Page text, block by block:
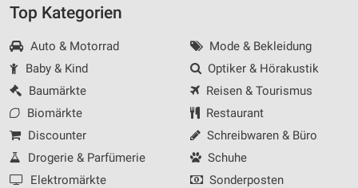
Top Kategorien
Auto & Motorrad
Baby & Kind
Baumärkte
Biomärkte
Discounter
Drogerie & Parfümerie
Elektromärkte
Mode & Bekleidung
Optiker & Hörakustik
Reisen & Tourismus
Restaurant
Schreibwaren & Büro
Schuhe
Sonderposten